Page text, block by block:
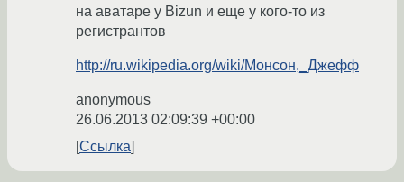
на аватаре у Bizun и еще у кого-то из
регистрантов
http://ru.wikipedia.org/wiki/Монсон,_Джефф
anonymous
26.06.2013 02:09:39 +00:00
Ссылка